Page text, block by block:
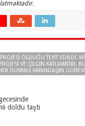
OLDUĞU TEYIT EDILDI.
VE ÇILGIN KATLIAMDIR.
DUYARLI VATANDAŞIN
doldu taştı